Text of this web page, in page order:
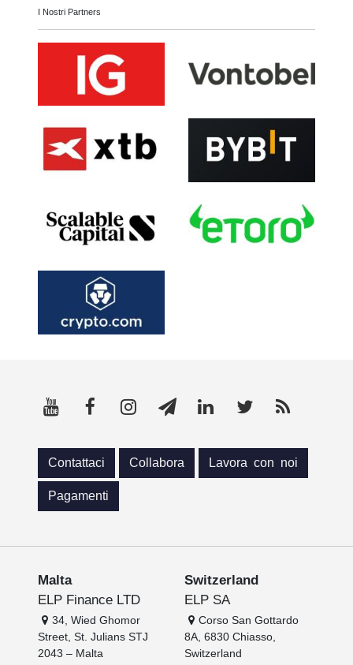
I Nostri Partners
Contattaci Collabora Lavora con noi
Pagamenti
Malta
ELP Finance LTD
34, Wied Ghomor
Street, St. Julians STJ
2043 – Malta
Switzerland
ELP SA
Corso San Gottardo
8A, 6830 Chiasso,
Switzerland